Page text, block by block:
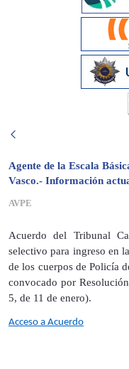
Agente de la Escala
Vasco.- Información
AVPE
Acuerdo del Tribunal
selectivo para ingreso en
de los cuerpos de Policía
convocado por
5, de 11 de enero).
Acceso a Acuerdo